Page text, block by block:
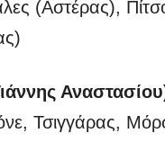
(Αστέρας),
Τσιγγάρας,